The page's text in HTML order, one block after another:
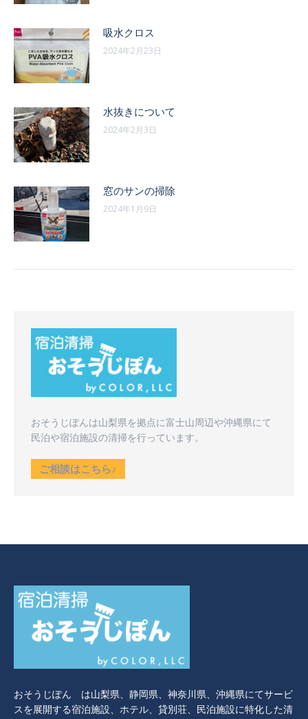
吸水クロス
2024年2月23日
水抜きについて
2024年2月3日
窓のサンの掃除
2024年1月9日
おそうじぽんは山梨県を拠点に富士山周辺や沖縄県にて
民泊や宿泊施設の清掃を行っています。
ご相談はこちら♪
おそうじぽん は山梨県、静岡県、神奈川県、沖縄県にてサービ
スを展開する宿泊施設、ホテル、貸別荘、民泊施設に特化した清